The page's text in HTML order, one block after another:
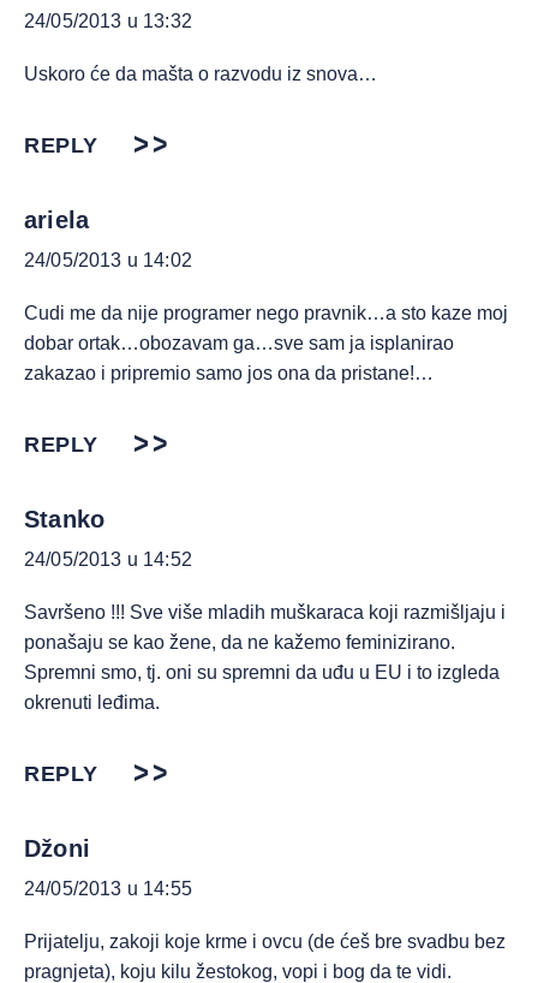
24/05/2013 u 13:32
Uskoro će da mašta o razvodu iz snova…
REPLY
ariela
24/05/2013 u 14:02
Cudi me da nije programer nego pravnik…a sto kaze moj
dobar ortak…obozavam ga…sve sam ja isplanirao
zakazao i pripremio samo jos ona da pristane!…
REPLY
Stanko
24/05/2013 u 14:52
Savršeno !!! Sve više mladih muškaraca koji razmišljaju i
ponašaju se kao žene, da ne kažemo feminizirano.
Spremni smo, tj. oni su spremni da uđu u EU i to izgleda
okrenuti leđima.
REPLY
Džoni
24/05/2013 u 14:55
Prijatelju, zakoji koje krme i ovcu (de ćeš bre svadbu bez
pragnjeta), koju kilu žestokog, vopi i bog da te vidi.